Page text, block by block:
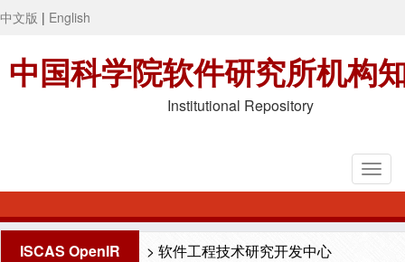
中文版 | English
中国科学院软件研究所机构
Institutional Repository
ISCAS OpenIR > 软件工程技术研究开发中心